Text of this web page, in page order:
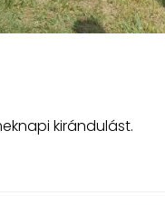
kirándulást.